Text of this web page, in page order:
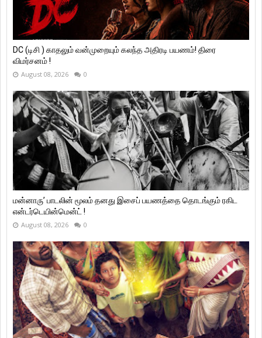
DC (டிசி ) காதலும் வன்முறையும் கலந்த அதிரடி பயணம்! திரை
விமர்சனம் !
August 08, 2026 0
மன்னாரு’ பாடலின் மூலம் தனது இசைப் பயணத்தை தொடங்கும் ரகிட
என்டர்டெயின்மென்ட் !
August 08, 2026 0